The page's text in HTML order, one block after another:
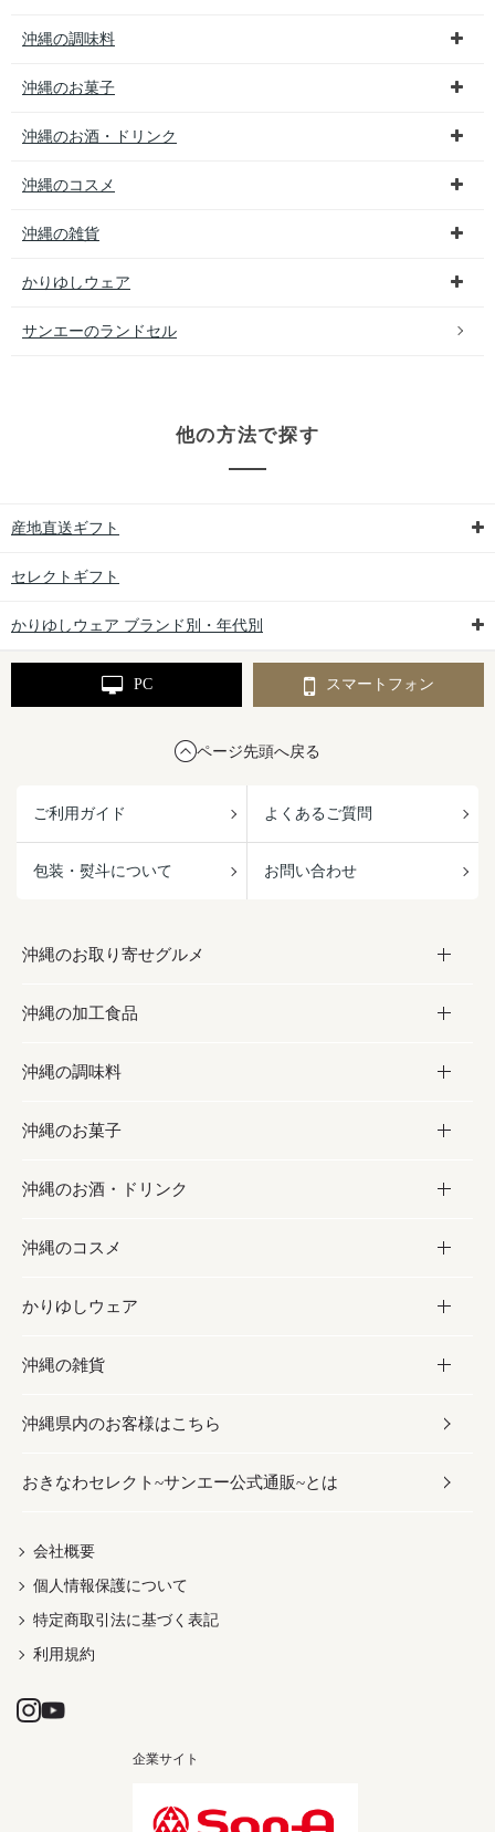
沖縄の調味料
沖縄のお菓子
沖縄のお酒・ドリンク
沖縄のコスメ
沖縄の雑貨
かりゆしウェア
サンエーのランドセル
他の方法で探す
産地直送ギフト
セレクトギフト
かりゆしウェア ブランド別・年代別
PC スマートフォン
ページ先頭へ戻る
ご利用ガイド よくあるご質問
包装・熨斗について お問い合わせ
沖縄のお取り寄せグルメ
お取り寄せグルメ
フルーツ・野菜
お肉
海産物
沖縄の加工食品
加工食品
缶詰／パウチ
沖縄料理
沖縄そば／乾麺
レトルト食品
乾物／粉類
沖縄の調味料
調味料
砂糖／黒砂糖
塩
お酢／ドレッシング
しょうゆ
みそ
だし／スパイス／島唐辛子
沖縄のお菓子
お菓子
黒糖
ちんすこう
伝統菓子
スナック
おつまみ
紅芋
沖縄のお酒・ドリンク
お酒・ドリンク
泡盛
ビール・チューハイ
ワイン・ウィスキー・カクテル
ドリンク
茶葉
沖縄のコスメ
コスメ
スキンケア
ボディケア
ヘアケア
UVケア
かりゆしウェア
かりゆしウェア
メンズ
レディース
沖縄の雑貨
雑貨
沖縄ファッション
伝統工芸品
沖縄県内のお客様はこちら
おきなわセレクト~サンエー公式通販~とは
会社概要
個人情報保護について
特定商取引法に基づく表記
利用規約
企業サイト